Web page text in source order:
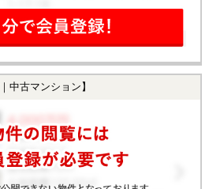
中古マンション】